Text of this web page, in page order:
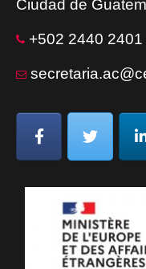
Ciudad de
+502 2440 2401